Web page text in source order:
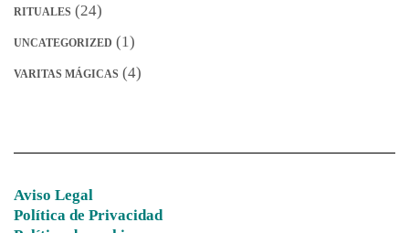
RITUALES (24)
UNCATEGORIZED (1)
VARITAS MÁGICAS (4)
Aviso Legal
Política de Privacidad